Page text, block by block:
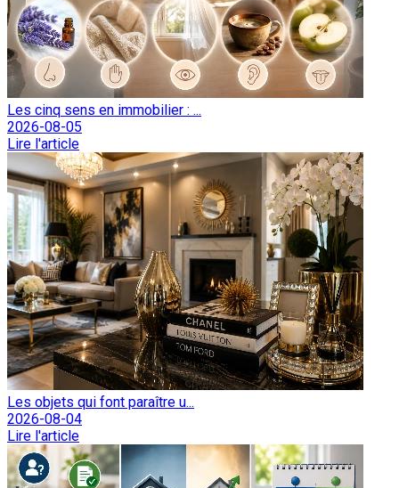
Les cinq sens en immobilier : ...
2026-08-05
Lire l'article
Les objets qui font paraître u...
2026-08-04
Lire l'article